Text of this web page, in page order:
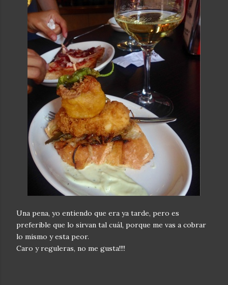
Una pena, yo entiendo que era ya tarde, pero es
preferible que lo sirvan tal cuál, porque me vas a cobrar
lo mismo y esta peor.
Caro y reguleras, no me gusta!!!!